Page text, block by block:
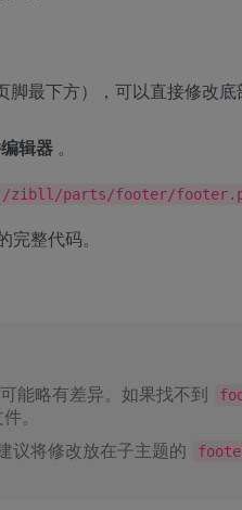
最下方），可以直接修改底
辑器 。
/zibll/parts/footer/
完整代码。
能略有差异。如果找不到
。
议将修改放在子主题的